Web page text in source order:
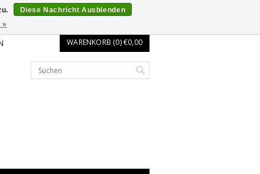
WARENKORB (0) €0,00
Diese Nachricht Ausblenden
»